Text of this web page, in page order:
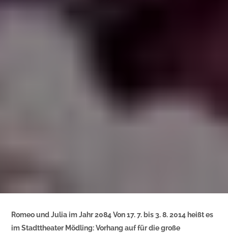
Romeo und Julia im Jahr 2084 Von 17. 7. bis 3. 8. 2014 heißt es
im Stadttheater Mödling: Vorhang auf für die große